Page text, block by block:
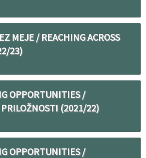
MEJE / REACHING ACROSS
23)
OPPORTUNITIES /
(2021/22)
OPPORTUNITIES /